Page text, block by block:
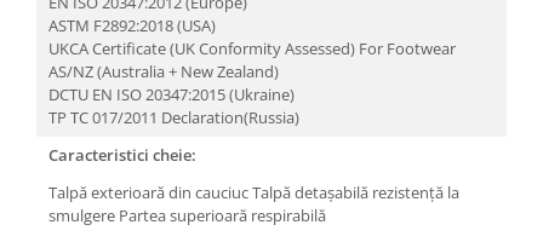
Protectia muncii si Imbracaminte
Imbracaminte
Tricouri
Bluze & Pulovere
Camasi
Pantaloni
Pantaloni cu pieptar
ASTM F2892:2018 (USA)
UKCA Certificate (UK Conformity Assessed) For Footwear
AS/NZ (Australia + New Zealand)
DCTU EN ISO 20347:2015 (Ukraine)
TP TC 017/2011 Declaration(Russia)
Caracteristici cheie:
Talpă exterioară din cauciucTalpă detașabilă rezistență la
smulgere Partea superioară respirabilă